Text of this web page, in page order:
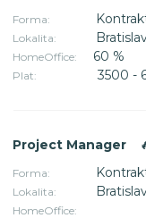
Forma:
Lokalita:
HomeOffice: 60 %
Plat: 3500 -
Project Manager
Forma:
Lokalita:
HomeOffice: